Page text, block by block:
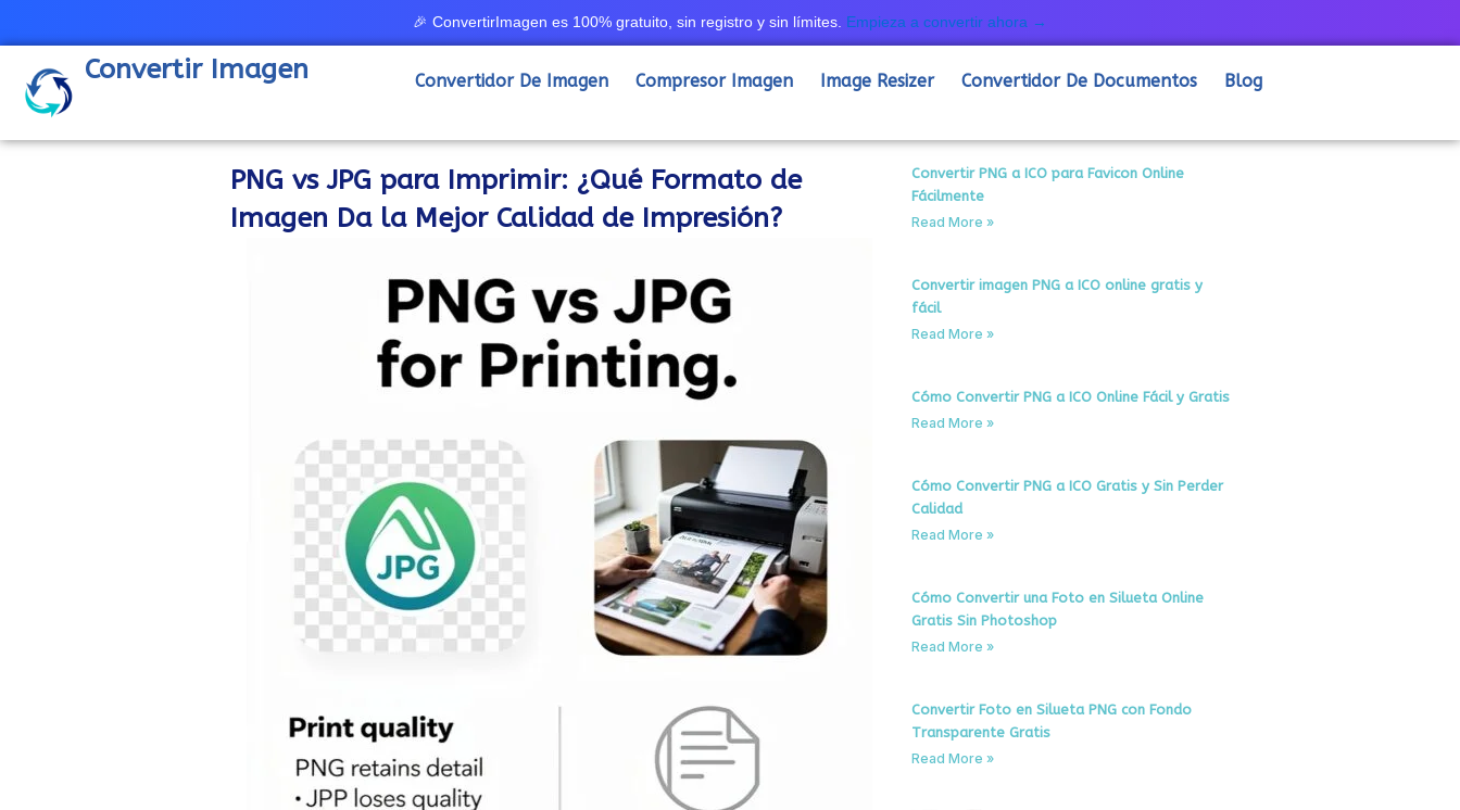
al
contenido
🎉 ConvertirImagen es 100% gratuito, sin registro y sin límites. Empieza a convertir ahora →
Convertir Imagen Convertidor De Imagen Compresor Imagen Image Resizer Convertidor De Documentos Blog
Convertir PNG a ICO para Favicon Online
Fácilmente
Read More »
Convertir imagen PNG a ICO online gratis y
fácil
Read More »
Cómo Convertir PNG a ICO Online Fácil y Gratis
Read More »
Cómo Convertir PNG a ICO Gratis y Sin Perder
Calidad
Read More »
Cómo Convertir una Foto en Silueta Online
Gratis Sin Photoshop
Read More »
Convertir Foto en Silueta PNG con Fondo
Transparente Gratis
Read More »
PNG vs JPG para Imprimir: ¿Qué Formato de
Imagen Da la Mejor Calidad de Impresión?